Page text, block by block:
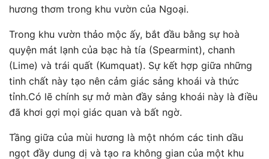
hương thơm trong khu vườn của Ngoại.
Trong khu vườn thảo mộc ấy, bắt đầu bằng sự hoà
quyện mát lạnh của bạc hà tía (Spearmint), chanh
(Lime) và trái quất (Kumquat). Sự kết hợp giữa những
tinh chất này tạo nên cảm giác sảng khoái và thức
tỉnh.Có lẽ chính sự mở màn đầy sảng khoái này là điều
đã khơi gợi mọi giác quan và bất ngờ.
Tầng giữa của mùi hương là một nhóm các tinh dầu
ngọt đầy dung dị và tạo ra không gian của một khu